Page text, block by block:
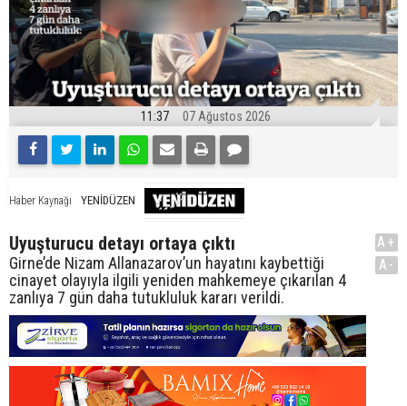
11:37 07 Ağustos 2026
Haber Kaynağı YENİDÜZEN
Uyuşturucu detayı ortaya çıktı
Girne’de Nizam Allanazarov’un hayatını kaybettiği
cinayet olayıyla ilgili yeniden mahkemeye çıkarılan 4
zanlıya 7 gün daha tutukluluk kararı verildi.
A+
A-